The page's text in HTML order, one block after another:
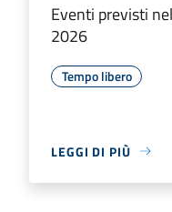
Eventi previsti
2026
Tempo libero
LEGGI DI PIÙ